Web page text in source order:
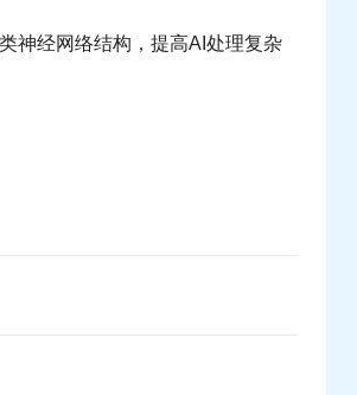
神经网络结构，提高AI处理复杂